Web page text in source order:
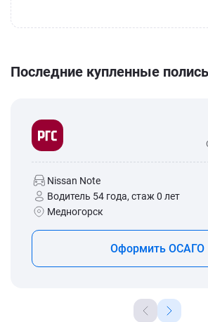
Последние купленные
Nissan Note
Водитель 54 года, стаж 0 лет
Медногорск
Оформить ОСАГО